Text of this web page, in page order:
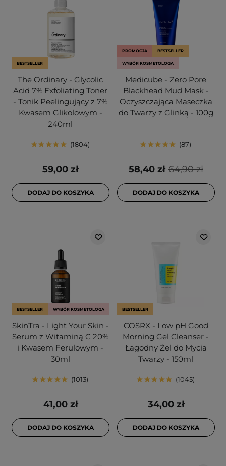
BESTSELLER
The Ordinary - Glycolic
Acid 7% Exfoliating Toner
- Tonik Peelingujący z 7%
Kwasem Glikolowym -
240ml
1804
59,00 zł
DODAJ DO KOSZYKA
PROMOCJA BESTSELLER
WYBÓR KOSMETOLOGA
Medicube - Zero Pore
Blackhead Mud Mask -
Oczyszczająca Maseczka
do Twarzy z Glinką - 100g
87
64,90 zł
58,40 zł
DODAJ DO KOSZYKA
BESTSELLER WYBÓR KOSMETOLOGA
SkinTra - Light Your Skin -
Serum z Witaminą C 20%
i Kwasem Ferulowym -
30ml
1013
41,00 zł
DODAJ DO KOSZYKA
BESTSELLER
COSRX - Low pH Good
Morning Gel Cleanser -
Łagodny Żel do Mycia
Twarzy - 150ml
1045
34,00 zł
DODAJ DO KOSZYKA